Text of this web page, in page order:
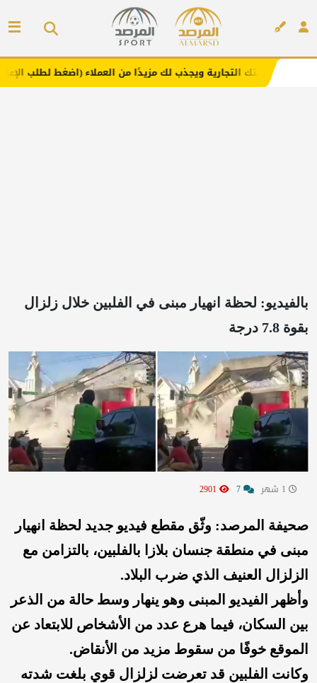
ويجذب لك مزيدًا من العملاء (اضغط لطلب الإعلان)
بالفيديو: لحظة انهيار مبنى في الفلبين خلال زلزال
بقوة 7.8 درجة
صحيفة المرصد: وثّق مقطع فيديو جديد لحظة انهيار
مبنى في منطقة جنسان بلازا بالفلبين، بالتزامن مع
الزلزال العنيف الذي ضرب البلاد.
وأظهر الفيديو المبنى وهو ينهار وسط حالة من الذعر
بين السكان، فيما هرع عدد من الأشخاص للابتعاد عن
الموقع خوفًا من سقوط مزيد من الأنقاض.
وكانت الفلبين قد تعرضت لزلزال قوي بلغت شدته